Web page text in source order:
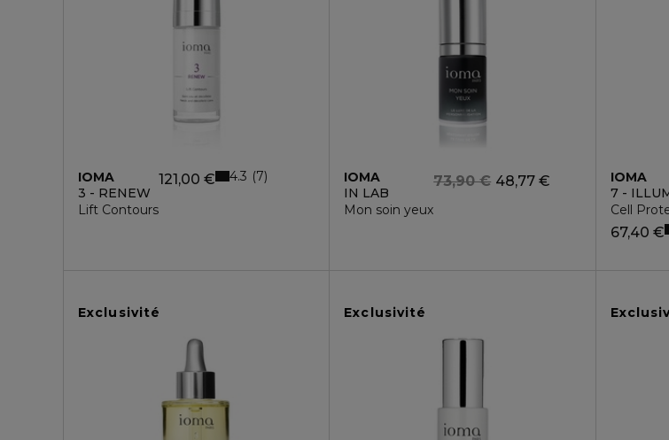
IOMA
3 - RENEW
Lift Contours
121,00 € 4.3 7
IOMA
IN LAB
Mon soin yeux
48,77 €
73,90 €
IOMA
7 -
Cell
67,40 €
Exclusivité Exclusivité